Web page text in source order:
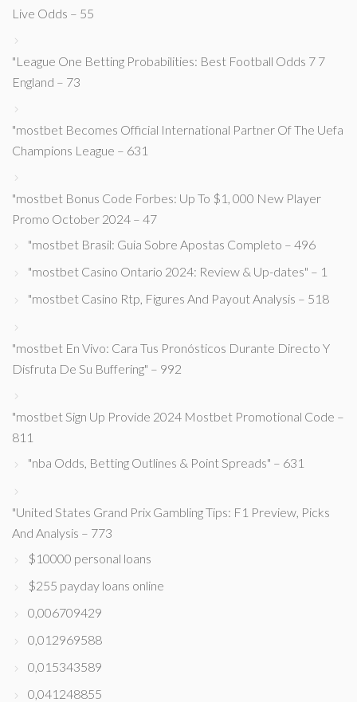
Live Odds – 55
"League One Betting Probabilities: Best Football Odds 7 7
England – 73
"mostbet Becomes Official International Partner Of The Uefa
Champions League – 631
"mostbet Bonus Code Forbes: Up To $1, 000 New Player
Promo October 2024 – 47
"mostbet Brasil: Guia Sobre Apostas Completo – 496
"mostbet Casino Ontario 2024: Review & Up-dates" – 1
"mostbet Casino Rtp, Figures And Payout Analysis – 518
"mostbet En Vivo: Cara Tus Pronósticos Durante Directo Y
Disfruta De Su Buffering" – 992
"mostbet Sign Up Provide 2024 Mostbet Promotional Code –
811
"nba Odds, Betting Outlines & Point Spreads" – 631
"United States Grand Prix Gambling Tips: F1 Preview, Picks
And Analysis – 773
$10000 personal loans
$255 payday loans online
0,006709429
0,012969588
0,015343589
0,041248855